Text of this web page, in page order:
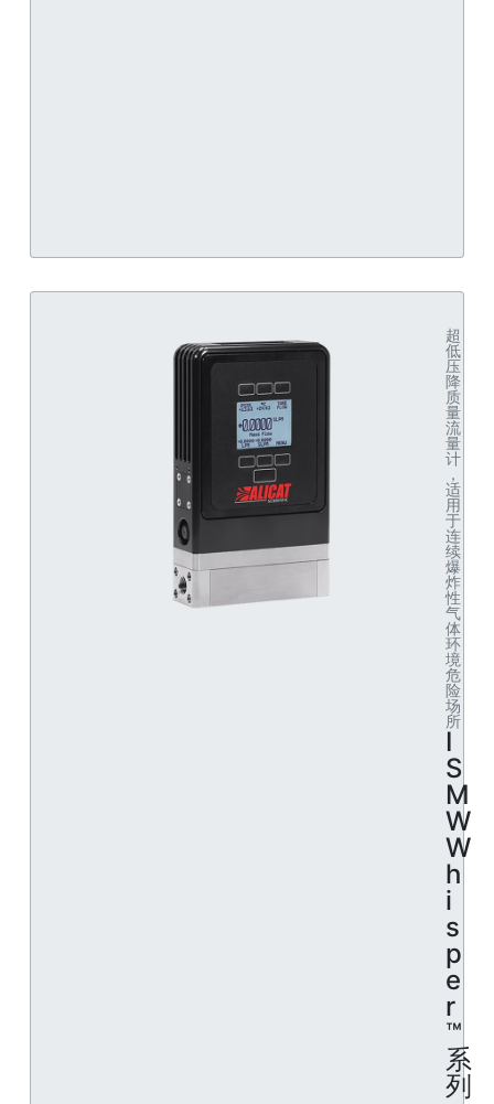
超
低
压
降
质
量
流
量
计
，
适
用
于
连
续
爆
炸
性
气
体
环
境
危
险
场
所
I
S
M
W
W
h
i
s
p
e
r
™
系
列